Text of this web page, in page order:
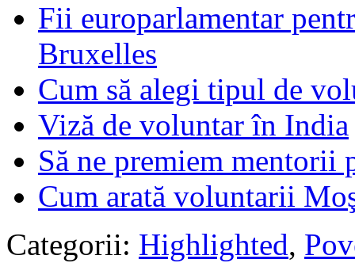
Fii europarlamentar
Bruxelles
Cum să alegi tipul de
Viză de voluntar în India
Să ne premiem mentorii
Cum arată voluntarii
Categorii: Highlighted,